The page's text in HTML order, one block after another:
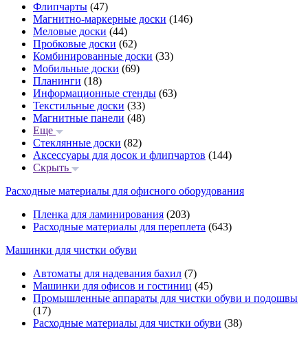
Флипчарты (47)
Магнитно-маркерные доски (146)
Меловые доски (44)
Пробковые доски (62)
Комбинированные доски (33)
Мобильные доски (69)
Планинги (18)
Информационные стенды (63)
Текстильные доски (33)
Магнитные панели (48)
Еще
Стеклянные доски (82)
Аксессуары для досок и флипчартов (144)
Скрыть
Расходные материалы для офисного оборудования
Пленка для ламинирования (203)
Расходные материалы для переплета (643)
Машинки для чистки обуви
Автоматы для надевания бахил (7)
Машинки для офисов и гостиниц (45)
Промышленные аппараты для чистки обуви и подошвы
(17)
Расходные материалы для чистки обуви (38)